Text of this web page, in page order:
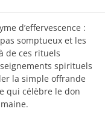
d’effervescence :
somptueux et les
de ces rituels
spirituels
la simple offrande
qui célèbre le don